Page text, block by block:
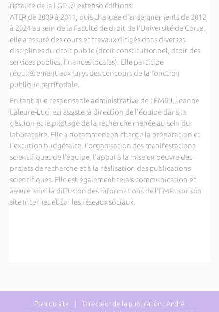
fiscalité de la LGDJ/Lextenso éditions.
ATER de 2009 à 2011, puis chargée d'enseignements de 2012
à 2024 au sein de la Faculté de droit de l’Université de Corse,
elle a assuré des cours et travaux dirigés dans diverses
disciplines du droit public (droit constitutionnel, droit des
services publics, finances locales). Elle participe
régulièrement aux jurys des concours de la fonction
publique territoriale.
En tant que responsable administrative de l'EMRJ, Jeanne
Laleure-Lugrezi assiste la direction de l'équipe dans la
gestion et le pilotage de la recherche menée au sein du
laboratoire. Elle a notamment en charge la préparation et
l'excution budgétaire, l'organisation des manifestations
scientifiques de l'équipe, l'appui à la mise en oeuvre des
projets de recherche et à la réalisation des publications
scientifiques. Elle est également relais communication et
assure ainsi la diffusion des informations de l'EMRJ sur son
site Internet et sur les réseaux sociaux.
Plan du site | Directeur de la publication : André